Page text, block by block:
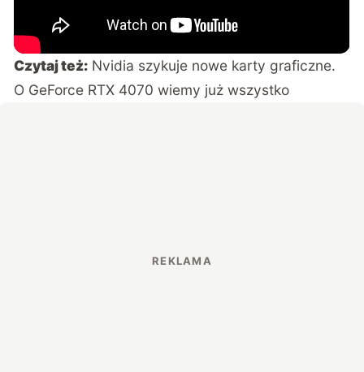
Czytaj też: Nvidia szykuje nowe karty graficzne.
O GeForce RTX 4070 wiemy już wszystko